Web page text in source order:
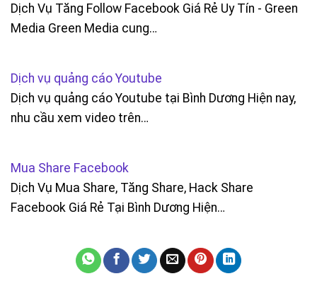
Dịch Vụ Tăng Follow Facebook Giá Rẻ Uy Tín - Green
Media Green Media cung…
Dịch vụ quảng cáo Youtube
Dịch vụ quảng cáo Youtube tại Bình Dương Hiện nay,
nhu cầu xem video trên…
Mua Share Facebook
Dịch Vụ Mua Share, Tăng Share, Hack Share
Facebook Giá Rẻ Tại Bình Dương Hiện…